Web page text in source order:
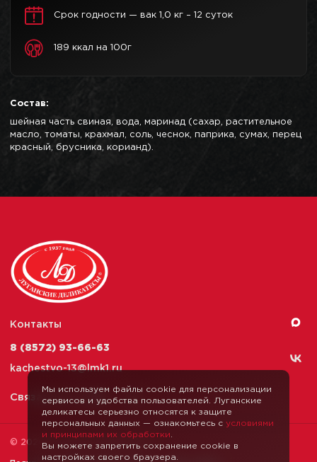
Мы используем файлы cookie для персонализации
сервисов и удобства пользователей. Луганские
деликатесы серьезно относятся к защите
персональных данных — ознакомьтесь с условиями
и принципами их обработки
Вы можете запретить сохранение cookie в
настройках своего браузера.
Срок годности — вак 1,0 кг – 12 суток
189 ккал на 100г
Состав:
шейная часть свиная, вода, маринад (сахар, растительное
масло, томаты, крахмал, соль, чеснок, паприка, сумах, перец
красный, брусника, корианд).
Контакты
8 (8572) 93-66-63
kachestvo-13@lmk1.ru
Связаться с нами
© 2026 Луганские Деликатесы